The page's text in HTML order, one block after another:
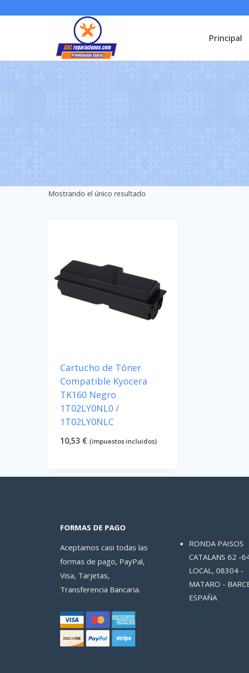
Principal
Mostrando el único resultado
Cartucho de Tóner
Compatible Kyocera
TK160 Negro
1T02LY0NL0 /
1T02LY0NLC
10,53 € (impuestos incluidos)
FORMAS DE PAGO
Aceptamos casi todas las
formas de pago, PayPal,
Visa, Tarjetas,
Transferencia Bancaria.
RONDA PAISOS
CATALANS 62 -
LOCAL, 08304 -
MATARO -
ESPAÑA